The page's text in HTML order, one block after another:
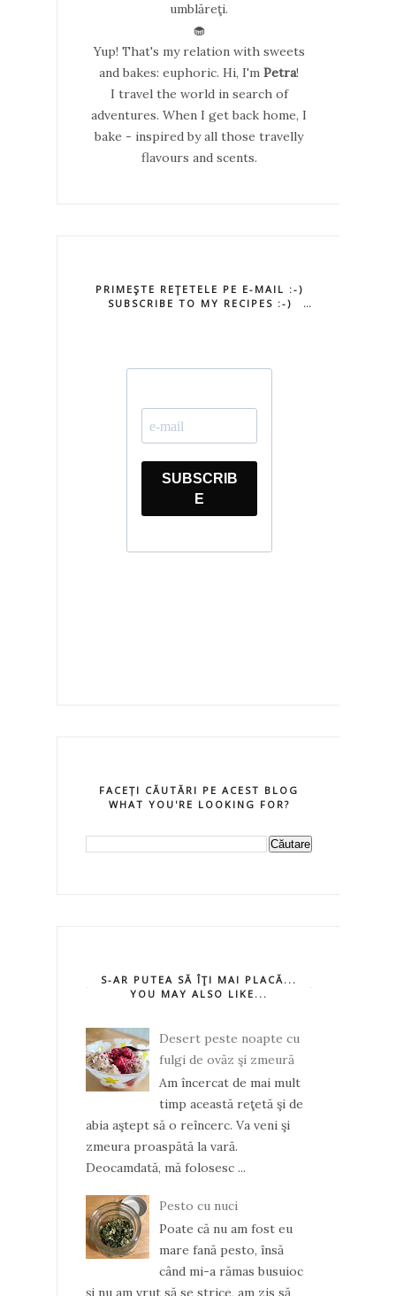
umblăreţi.
🧁
Yup! That's my relation with sweets
and bakes: euphoric. Hi, I'm Petra!
I travel the world in search of
adventures. When I get back home, I
bake - inspired by all those travelly
flavours and scents.
PRIMEŞTE REŢETELE PE E-MAIL :-)
SUBSCRIBE TO MY RECIPES :-)
FACEȚI CĂUTĂRI PE ACEST BLOG
WHAT YOU'RE LOOKING FOR?
S-AR PUTEA SĂ ÎŢI MAI PLACĂ...
YOU MAY ALSO LIKE...
Desert peste noapte cu
fulgi de ovăz şi zmeură
Am încercat de mai mult
timp această reţetă şi de
abia aştept să o reîncerc. Va veni şi
zmeura proaspătă la vară.
Deocamdată, mă folosesc ...
Pesto cu nuci
Poate că nu am fost eu
mare fană pesto, însă
când mi-a rămas busuioc